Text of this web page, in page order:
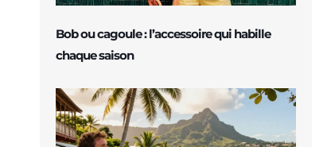
Bob ou cagoule : l’accessoire qui habille
chaque saison